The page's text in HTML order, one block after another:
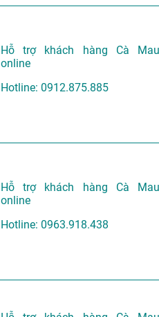
Hỗ trợ khách hàng Cà Mau
online
Hotline: 0912.875.885
Hỗ trợ khách hàng Cà Mau
online
Hotline: 0963.918.438